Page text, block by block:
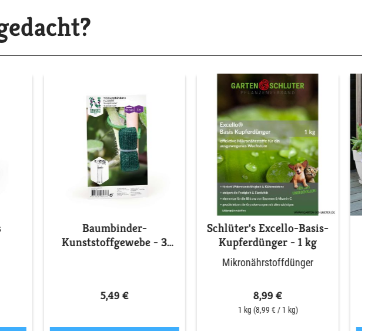
Baumbinder-
Kunststoffgewebe - 3
5,49 €
Schlüter's Excello-Basis-
Kupferdünger - 1 kg
Mikronährstoffdünger
8,99 €
1 kg (8,99 € / 1 kg)